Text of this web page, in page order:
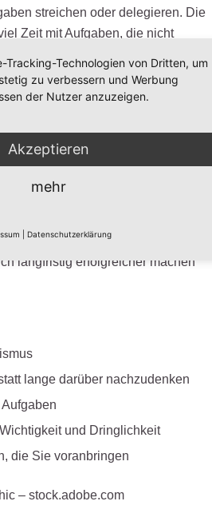
streichen oder delegieren. Die
Zeit mit Aufgaben, die nicht
somit nicht voranbringen. Um
Berufsleben sind, sollten Sie sich
Fertigen Sie dazu
Aufgaben, die Sie tagsüber
dann durch und ordnen Sie die
zu. Klassifizieren Sie dabei
die „wichtig“ sind, die „wichtig und
sind. Wenn Sie einen besseren
Ihren Erfolg entscheiden,
So gelangen Sie zu einem viel
langfristig erfolgreicher machen
lange darüber nachzudenken
und Dringlichkeit
die Sie voranbringen
– stock.adobe.com
Tracking-Technologien von Dritten, um
zu verbessern und Werbung
der Nutzer anzuzeigen.
Akzeptieren
mehr
Datenschutzerklärung